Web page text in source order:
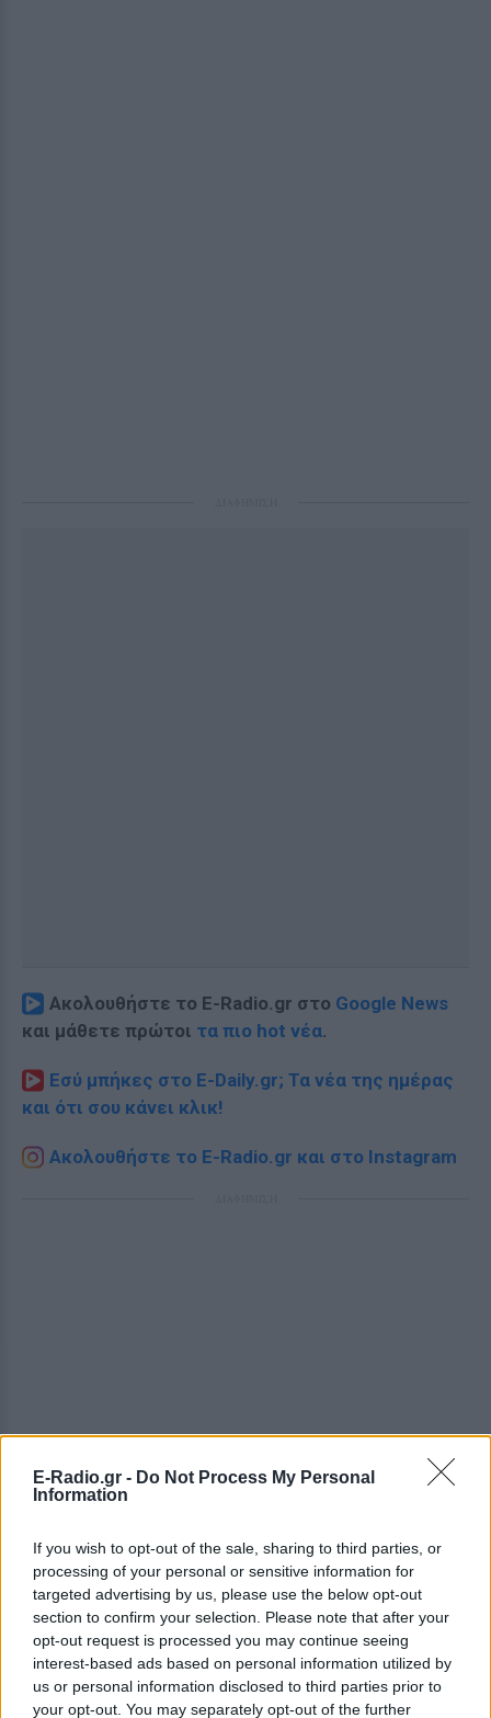
E-Radio.gr - Do Not Process My Personal
Information
If you wish to opt-out of the sale, sharing to third parties, or
processing of your personal or sensitive information for
targeted advertising by us, please use the below opt-out
section to confirm your selection. Please note that after your
opt-out request is processed you may continue seeing
interest-based ads based on personal information utilized by
us or personal information disclosed to third parties prior to
your opt-out. You may separately opt-out of the further
Ακολουθήστε το E-Radio.gr στο Google News
και μάθετε πρώτοι τα πιο hot νέα.
Εσύ μπήκες στο E-Daily.gr; Τα νέα της ημέρας
και ότι σου κάνει κλικ!
Ακολουθήστε το E-Radio.gr και στο Instagram